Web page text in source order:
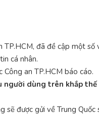
đã đề cập một số
cá nhân.
an TP.HCM báo cáo.
người dùng trên khắp
sẽ được gửi về Trung